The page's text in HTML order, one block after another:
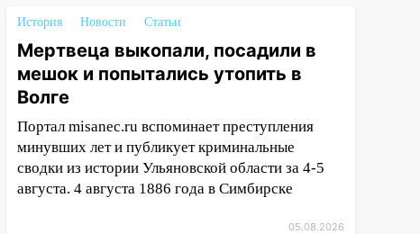
История Новости Статьи
Мертвеца выкопали, посадили в
мешок и попытались утопить в
Волге
Портал misanec.ru вспоминает преступления
минувших лет и публикует криминальные
сводки из истории Ульяновской области за 4-5
августа. 4 августа 1886 года в Симбирске
05.08.2026